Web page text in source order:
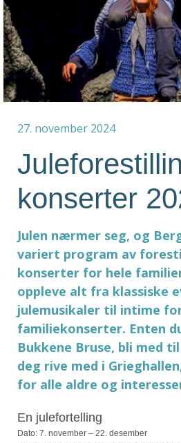
27. november 2024
konserter
Julen nærmer seg, og
variert program av
konserter for hele
oppleve alt fra klassiske
julemusikaler til intime
familiekonserter. Enten
Bukkene Bruse, bli med
deg rive med i
for alle aldre og
En julefortelling
Dato: 7. november – 22. desember